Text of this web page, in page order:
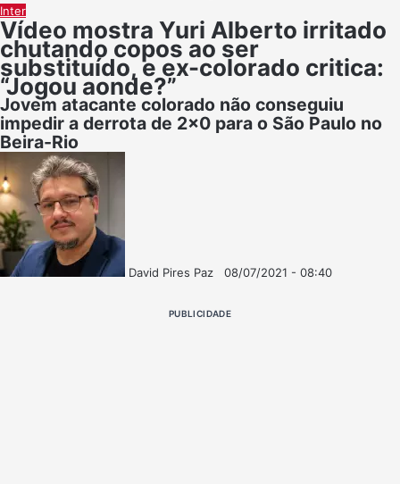
Inter
Vídeo mostra Yuri Alberto irritado
chutando copos ao ser
substituído, e ex-colorado critica:
“Jogou aonde?”
Jovem atacante colorado não conseguiu
impedir a derrota de 2x0 para o São Paulo no
Beira-Rio
David Pires Paz
Xe-
08/07/2021 - 08:40
PUBLICIDADE